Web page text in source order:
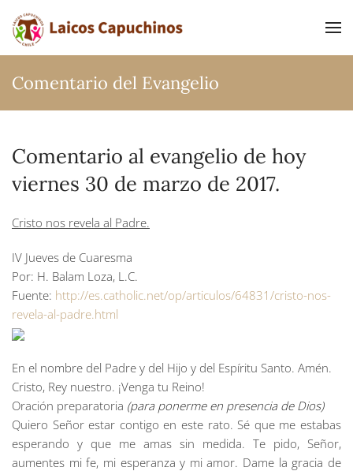
Ir al contenido principal
Comentario del Evangelio
Comentario al evangelio de hoy
viernes 30 de marzo de 2017.
Cristo nos revela al Padre.
IV Jueves de Cuaresma
Por: H. Balam Loza, L.C.
Fuente: http://es.catholic.net/op/articulos/64831/cristo-nos-
revela-al-padre.html
En el nombre del Padre y del Hijo y del Espíritu Santo. Amén.
Cristo, Rey nuestro. ¡Venga tu Reino!
Oración preparatoria (para ponerme en presencia de Dios)
Quiero Señor estar contigo en este rato. Sé que me estabas
esperando y que me amas sin medida. Te pido, Señor,
aumentes mi fe, mi esperanza y mi amor. Dame la gracia de